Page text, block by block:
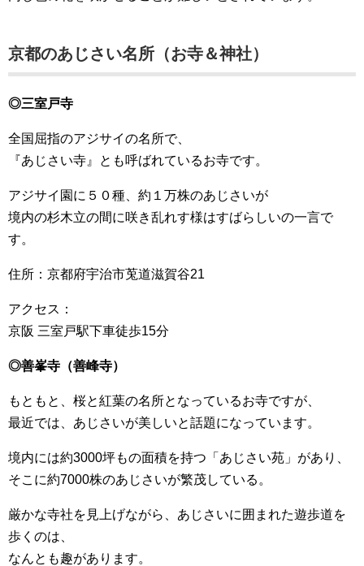
京都のあじさい名所（お寺＆神社）
◎三室戸寺
全国屈指のアジサイの名所で、
『あじさい寺』とも呼ばれているお寺です。
アジサイ園に５０種、約１万株のあじさいが
境内の杉木立の間に咲き乱れす様はすばらしいの一言で
す。
住所：京都府宇治市莵道滋賀谷21
アクセス：
京阪 三室戸駅下車徒歩15分
◎善峯寺（善峰寺）
もともと、桜と紅葉の名所となっているお寺ですが、
最近では、あじさいが美しいと話題になっています。
境内には約3000坪もの面積を持つ「あじさい苑」があり、
そこに約7000株のあじさいが繁茂している。
厳かな寺社を見上げながら、あじさいに囲まれた遊歩道を
歩くのは、
なんとも趣があります。